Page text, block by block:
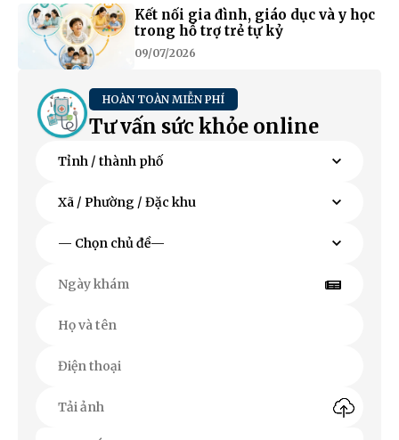
Kết nối gia đình, giáo dục và y học
trong hỗ trợ trẻ tự kỷ
09/07/2026
HOÀN TOÀN MIỄN PHÍ
Tư vấn sức khỏe online